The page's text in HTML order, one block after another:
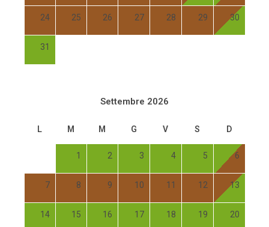
24 25 26 27 28 29 30
31
Settembre 2026
L M M G V S D
1 2 3 4 5 6
7 8 9 10 11 12 13
14 15 16 17 18 19 20